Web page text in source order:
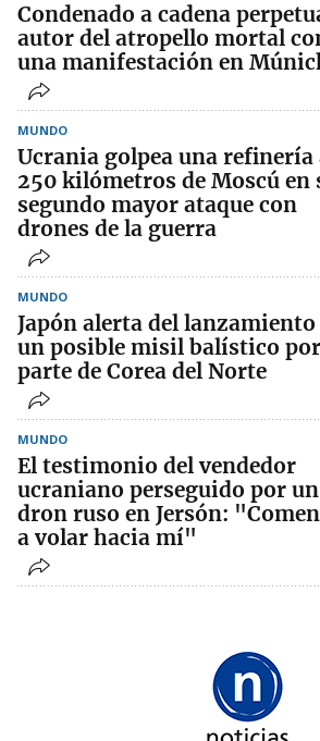
Condenado a cadena
autor del atropello mortal
una manifestación en
MUNDO
Ucrania golpea una refinería
250 kilómetros de Moscú en
segundo mayor ataque con
drones de la guerra
MUNDO
Japón alerta del lanzamiento
un posible misil balístico por
parte de Corea del Norte
MUNDO
El testimonio del vendedor
ucraniano perseguido por un
dron ruso en Jersón:
a volar hacia mí"